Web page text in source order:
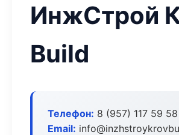
ИнжСтрой
Build
Телефон: 8 (957) 117 59 58
Email: